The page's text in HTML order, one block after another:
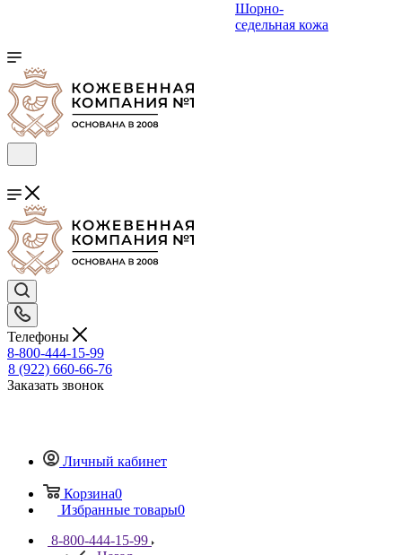
Шорно-
седельная кожа
Телефоны
8-800-444-15-99
8 (922) 660-66-76
Заказать звонок
Личный кабинет
Корзина0
Избранные товары0
8-800-444-15-99